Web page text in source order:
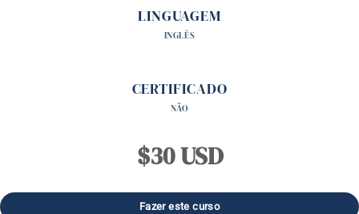
LINGUAGEM
INGLÊS
CERTIFICADO
NÃO
$30 USD